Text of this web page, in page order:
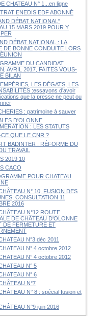
CHATEAU N° 1...en ligne
ENEDIS EDF ABONNÉ
DÉBAT NATIONAL"
15 MARS 2019 POUR Y
DÉBAT NATIONAL : LA
DE BONNE CONDUITE LORS
DU CANDIDAT
AVRIL 2017, FAITES VOUS-
BILAN
LES DÉGATS, LES
:essayons d'avoir
que la presse ne peut ou
: patrimoine à sauver
D'OLONNE
: LES STATUTS
CE QUE LE CNR ?
BADINTER : RÉFORME DU
TRAVAIL
2019 10
CACO
POUR CHATEAU
N° 10, FUSION DES
CONSULTATION 11
2016
N°12 ROUTE
DE CHÂTEAU D'OLONNE
DE FERMETURE ET
N°3 déc 2011
N° 4 octobre 2012
N° 4 octobre 2012
N° 5
N° 6
N°7
N° 8 : spécial fusion et
N°9 juin 2016